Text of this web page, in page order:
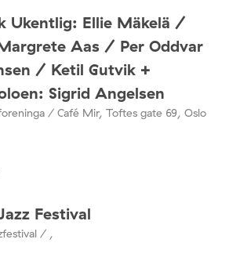
Ukentlig: Ellie Mäkelä /
Aas / Per Oddvar
/ Ketil Gutvik +
Sigrid Angelsen
/ Café Mir, Toftes gate 69, Oslo
Festival
/ ,